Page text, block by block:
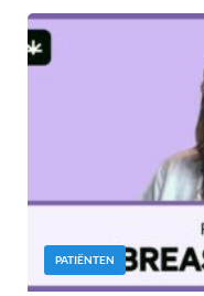
PATIËNTEN